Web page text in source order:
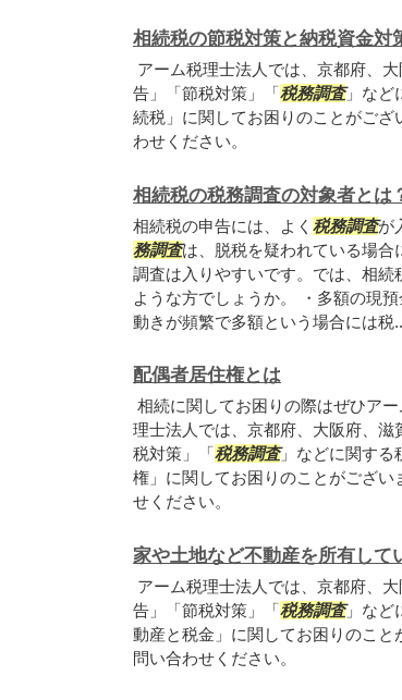
相続税の節税対策と納税資金対
アーム税理士法人では、京都府、
告」「節税対策」「税務調査」など
続税」に関してお困りのことがご
わせください。
相続税の税務調査の対象者とは
相続税の申告には、よく 税務調査が
務調査は、脱税を疑われている場合
調査は入りやすいです。では、相続
ような方でしょうか。 ・多額の現
動きが頻繁で多額という場合には税
配偶者居住権とは
相続に関してお困りの際はぜひア
理士法人では、京都府、大阪府、
税対策」「税務調査」などに関する
権」に関してお困りのことがござ
せください。
家や土地など不動産を所有して
アーム税理士法人では、京都府、
告」「節税対策」「税務調査」など
動産と税金」に関してお困りのこ
問い合わせください。